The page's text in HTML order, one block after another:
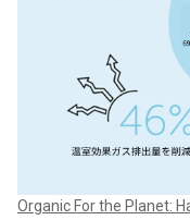
Organic For the Planet: